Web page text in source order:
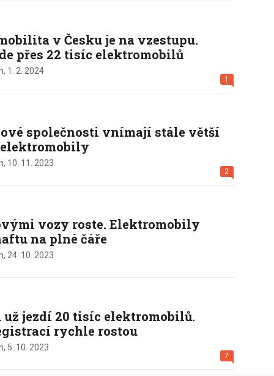
v Česku je na vzestupu.
přes 22 tisíc elektromobilů
1
1. 2. 2024
společnosti vnímají stále větší
elektromobily
2
10. 11. 2023
vozy roste. Elektromobily
na plné čáře
24. 10. 2023
už jezdí 20 tisíc elektromobilů.
rychle rostou
7
5. 10. 2023